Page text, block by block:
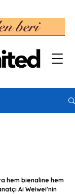
hem bienaline hem
Ai Weiwei'nin